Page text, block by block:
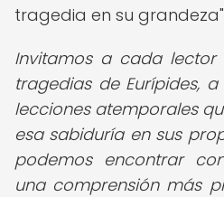
tragedia en su grandeza"
Invitamos a cada lector
tragedias de Eurípides,
lecciones atemporales
esa sabiduría en sus
podemos encontrar
una comprensión más